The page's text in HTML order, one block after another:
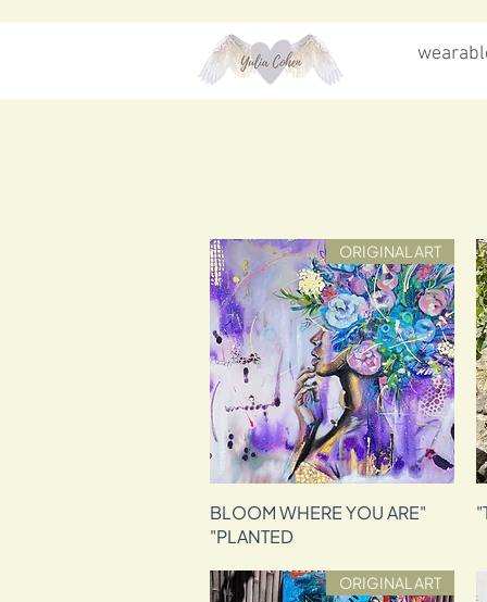
תצוגה מהירה
ORIGINAL ART
"BLOOM WHERE YOU ARE
PLANTED"
ORIGINAL ART